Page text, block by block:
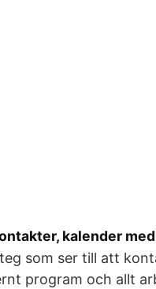
kalender
som ser till att
program och allt